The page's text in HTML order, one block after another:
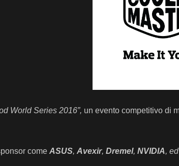
World Series 2016”, un evento competitivo di
come ASUS, Avexir, Dremel, NVIDIA, ed